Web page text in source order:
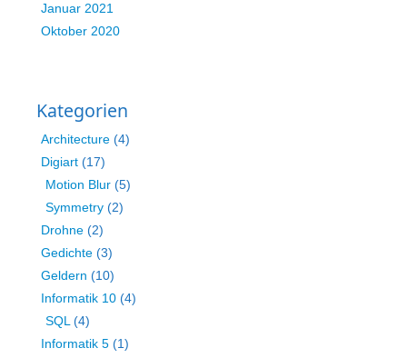
Januar 2021
Oktober 2020
Kategorien
Architecture (4)
Digiart (17)
Motion Blur (5)
Symmetry (2)
Drohne (2)
Gedichte (3)
Geldern (10)
Informatik 10 (4)
SQL(4)
Informatik 5 (1)